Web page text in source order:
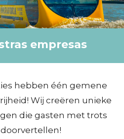
empresas
hebben één gemene
Wij creëren unieke
die gasten met trots
doorvertellen!